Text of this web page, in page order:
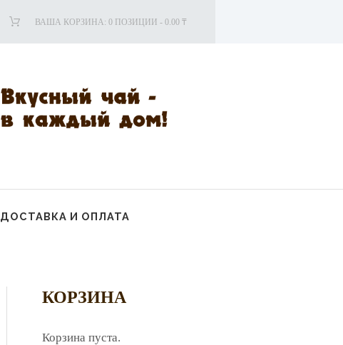
ВАША КОРЗИНА: 0 ПОЗИЦИИ - 0.00 ₸
ДОСТАВКА И ОПЛАТА
КОРЗИНА
Корзина пуста.